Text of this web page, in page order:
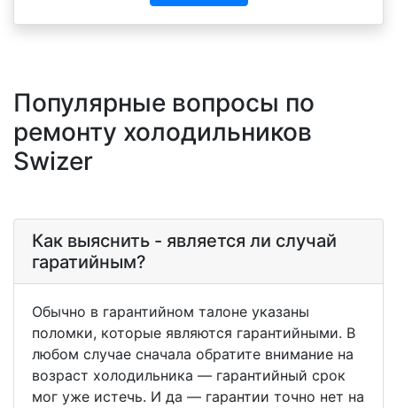
Популярные вопросы по
ремонту холодильников
Swizer
Как выяснить - является ли случай
гаратийным?
Обычно в гарантийном талоне указаны
поломки, которые являются гарантийными. В
любом случае сначала обратите внимание на
возраст холодильника — гарантийный срок
мог уже истечь. И да — гарантии точно нет на